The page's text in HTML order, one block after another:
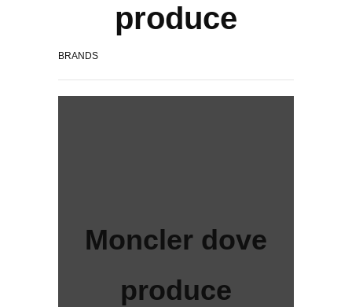
produce
BRANDS
Moncler dove
produce